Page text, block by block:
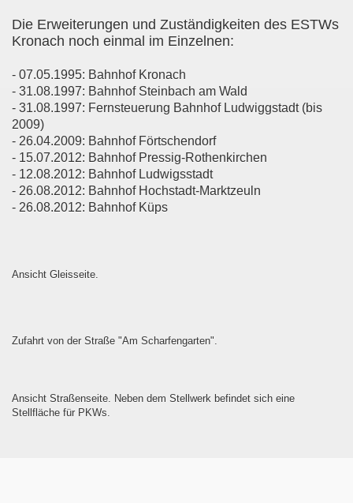
Die Erweiterungen und Zuständigkeiten des ESTWs
Kronach noch einmal im Einzelnen:
- 07.05.1995: Bahnhof Kronach
- 31.08.1997: Bahnhof Steinbach am Wald
- 31.08.1997: Fernsteuerung Bahnhof Ludwiggstadt (bis
2009)
- 26.04.2009: Bahnhof Förtschendorf
- 15.07.2012: Bahnhof Pressig-Rothenkirchen
- 12.08.2012: Bahnhof Ludwigsstadt
- 26.08.2012: Bahnhof Hochstadt-Marktzeuln
- 26.08.2012: Bahnhof Küps
Ansicht Gleisseite.
Zufahrt von der Straße "Am Scharfengarten".
Ansicht Straßenseite. Neben dem Stellwerk befindet sich eine
Stellfläche für PKWs.